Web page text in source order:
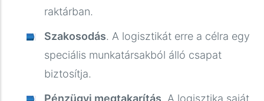
raktárban.
Szakosodás. A logisztikát erre a célra egy
speciális munkatársakból álló csapat
biztosítja.
Pénzügyi megtakarítás. A logisztika saját